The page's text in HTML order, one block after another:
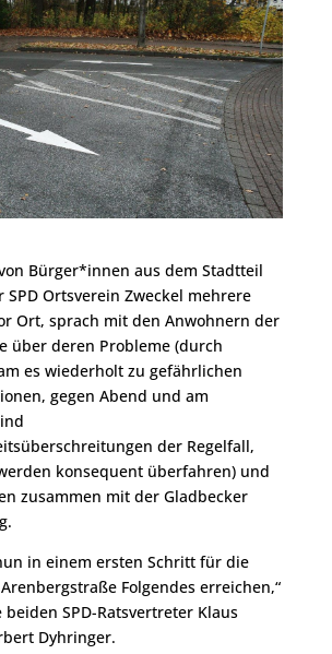
Bürger*innen aus dem Stadtteil
Ortsverein Zweckel mehrere
Ort, sprach mit den Anwohnern der
über deren Probleme (durch
es wiederholt zu gefährlichen
gegen Abend und am
der Regelfall,
konsequent überfahren) und
zusammen mit der Gladbecker
in einem ersten Schritt für die
Folgendes erreichen,“
SPD-Ratsvertreter Klaus
Dyhringer.